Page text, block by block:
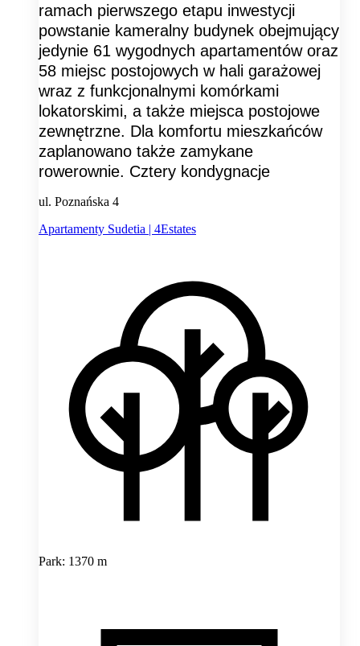
ramach pierwszego etapu inwestycji
powstanie kameralny budynek obejmujący
jedynie 61 wygodnych apartamentów oraz
58 miejsc postojowych w hali garażowej
wraz z funkcjonalnymi komórkami
lokatorskimi, a także miejsca postojowe
zewnętrzne. Dla komfortu mieszkańców
zaplanowano także zamykane
rowerownie. Cztery kondygnacje
ul. Poznańska 4
Apartamenty Sudetia | 4Estates
Park: 1370 m